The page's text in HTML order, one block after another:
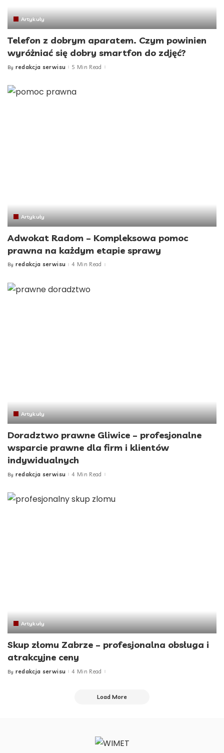
Artykuły
Telefon z dobrym aparatem. Czym powinien
wyróżniać się dobry smartfon do zdjęć?
Posted
By redakcja serwisu 5 Min Read
Artykuły
Adwokat Radom – Kompleksowa pomoc
prawna na każdym etapie sprawy
Posted
By redakcja serwisu 4 Min Read
Artykuły
Doradztwo prawne Gliwice – profesjonalne
wsparcie prawne dla firm i klientów
indywidualnych
Posted
By redakcja serwisu 4 Min Read
Artykuły
Skup złomu Zabrze – profesjonalna obsługa i
atrakcyjne ceny
Posted
By redakcja serwisu 4 Min Read
Load More